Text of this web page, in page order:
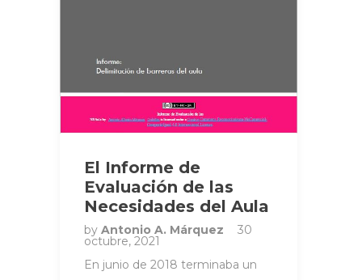
El Informe de
Evaluación de las
Necesidades del Aula
by Antonio A. Márquez 30
octubre, 2021
En junio de 2018 terminaba un